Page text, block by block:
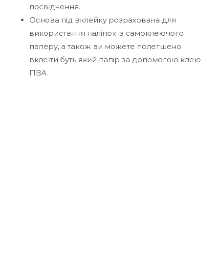
посвідчення.
Основа під вклейку розрахована для
використання наліпок із самоклеючого
паперу, а також ви можете полегшено
вклеїти буть який папір за допомогою клею
ПВА.